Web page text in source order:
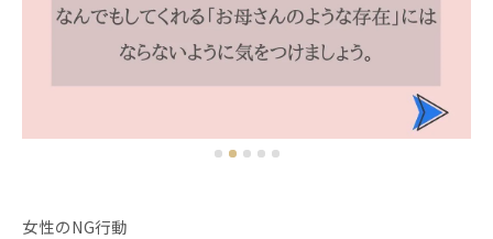
女性のNG行動